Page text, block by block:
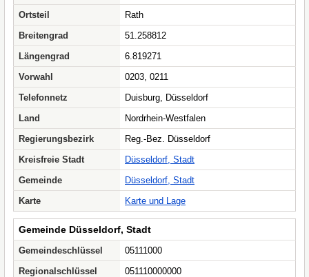
Ortsteil
Rath
Breitengrad
51.258812
Längengrad
6.819271
Vorwahl
0203, 0211
Telefonnetz
Duisburg, Düsseldorf
Land
Nordrhein-Westfalen
Regierungsbezirk
Reg.-Bez. Düsseldorf
Kreisfreie Stadt
Düsseldorf, Stadt
Gemeinde
Düsseldorf, Stadt
Karte
Karte und Lage
Gemeinde Düsseldorf, Stadt
Gemeindeschlüssel
05111000
Regionalschlüssel
051110000000